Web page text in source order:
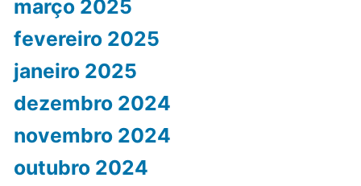
março 2025
fevereiro 2025
janeiro 2025
dezembro 2024
novembro 2024
outubro 2024